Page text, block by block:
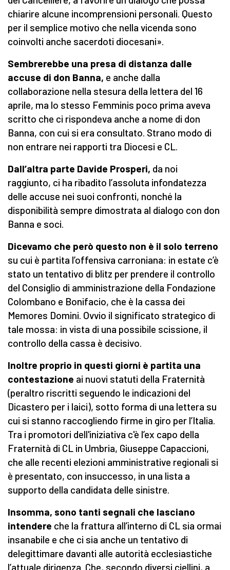
chiarire alcune incomprensioni personali. Questo
per il semplice motivo che nella vicenda sono
coinvolti anche sacerdoti diocesani».
Sembrerebbe una presa di distanza dalle
accuse di don Banna, e anche dalla
collaborazione nella stesura della lettera del 16
aprile, ma lo stesso Femminis poco prima aveva
scritto che ci rispondeva anche a nome di don
Banna, con cui si era consultato. Strano modo di
non entrare nei rapporti tra Diocesi e CL.
Dall’altra parte Davide Prosperi, da noi
raggiunto, ci ha ribadito l’assoluta infondatezza
delle accuse nei suoi confronti, nonché la
disponibilità sempre dimostrata al dialogo con don
Banna e soci.
Dicevamo che però questo non è il solo terreno
su cui è partita l’offensiva carroniana: in estate c’è
stato un tentativo di blitz per prendere il controllo
del Consiglio di amministrazione della Fondazione
Colombano e Bonifacio, che è la cassa dei
Memores Domini. Ovvio il significato strategico di
tale mossa: in vista di una possibile scissione, il
controllo della cassa è decisivo.
Inoltre proprio in questi giorni è partita una
contestazione ai nuovi statuti della Fraternità
(peraltro riscritti seguendo le indicazioni del
Dicastero per i laici), sotto forma di una lettera su
cui si stanno raccogliendo firme in giro per l’Italia.
Tra i promotori dell'iniziativa c'è l’ex capo della
Fraternità di CL in Umbria, Giuseppe Capaccioni,
che alle recenti elezioni amministrative regionali si
è presentato, con insuccesso, in una lista a
supporto della candidata delle sinistre.
Insomma, sono tanti segnali che lasciano
intendere che la frattura all’interno di CL sia ormai
insanabile e che ci sia anche un tentativo di
delegittimare davanti alle autorità ecclesiastiche
l’attuale dirigenza. Che, secondo diversi ciellini, a